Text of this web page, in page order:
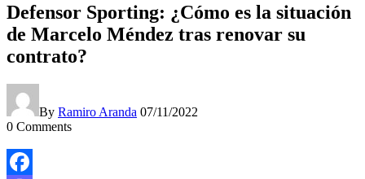
Defensor Sporting: ¿Cómo es la situación
de Marcelo Méndez tras renovar su
contrato?
By Ramiro Aranda 07/11/2022
0 Comments